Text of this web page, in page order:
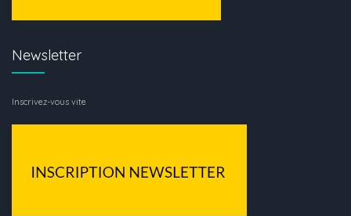
Newsletter
Inscrivez-vous vite